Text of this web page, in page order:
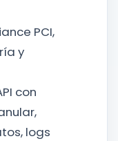
PCI,
y
con
logs